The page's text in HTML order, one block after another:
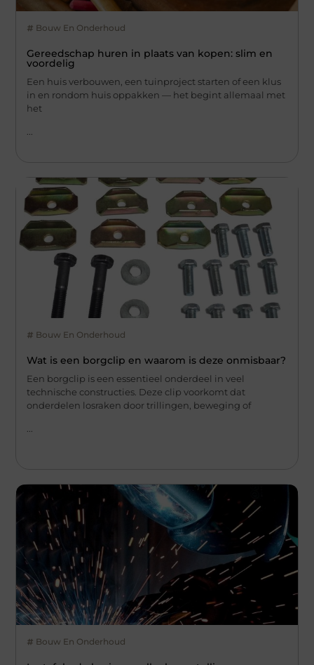
Bouw En Onderhoud
Gereedschap huren in plaats van kopen: slim en
voordelig
Een huis verbouwen, een tuinproject starten of een klus
in en rondom huis oppakken — het begint allemaal met
het
Bouw En Onderhoud
Wat is een borgclip en waarom is deze onmisbaar?
Een borgclip is een essentieel onderdeel in veel
technische constructies. Deze clip voorkomt dat
onderdelen losraken door trillingen, beweging of
...
Bouw En Onderhoud